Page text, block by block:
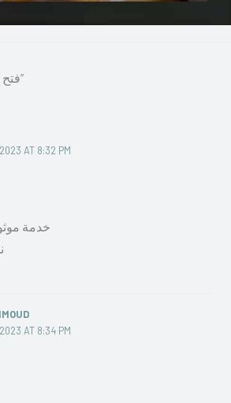
4 thoughts on “فتح اقفال”
AT 8:32 PM
خدمة
AT 8:34 PM